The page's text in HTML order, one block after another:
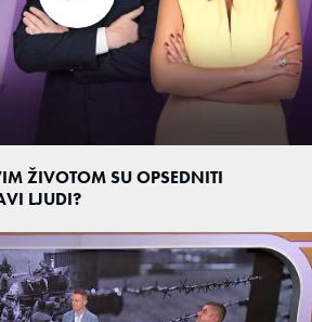
ŽIVOTOM SU OPSEDNITI
LJUDI?